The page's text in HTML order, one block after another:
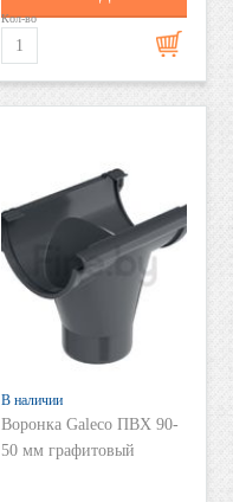
Кол-во
В наличии
Воронка Galeco ПВХ 90-
50 мм графитовый